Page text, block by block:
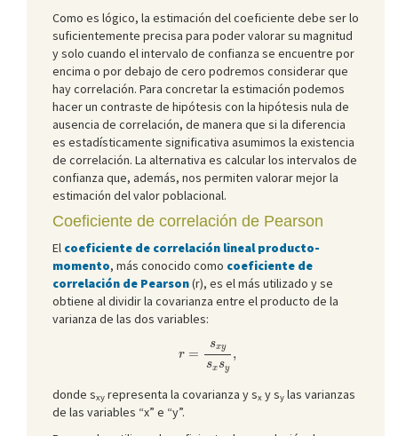
Como es lógico, la estimación del coeficiente debe ser lo
suficientemente precisa para poder valorar su magnitud
y solo cuando el intervalo de confianza se encuentre por
encima o por debajo de cero podremos considerar que
hay correlación. Para concretar la estimación podemos
hacer un contraste de hipótesis con la hipótesis nula de
ausencia de correlación, de manera que si la diferencia
es estadísticamente significativa asumimos la existencia
de correlación. La alternativa es calcular los intervalos de
confianza que, además, nos permiten valorar mejor la
estimación del valor poblacional.
Coeficiente de correlación de Pearson
El coeficiente de correlación lineal producto-
momento, más conocido como coeficiente de
correlación de Pearson(r), es el más utilizado y se
obtiene al dividir la covarianza entre el producto de la
varianza de las dos variables:
r =
sxy
sxsy
,
sx
donde sxy representa la covarianza y sx y sy las varianzas
de las variables “x” e “y”.